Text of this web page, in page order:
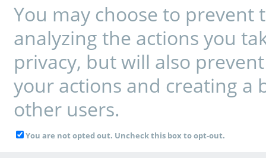
You may choose to
analyzing the actions you
privacy, but will also
your actions and creating a
other users.
You are not opted out. Uncheck this box to opt-out.